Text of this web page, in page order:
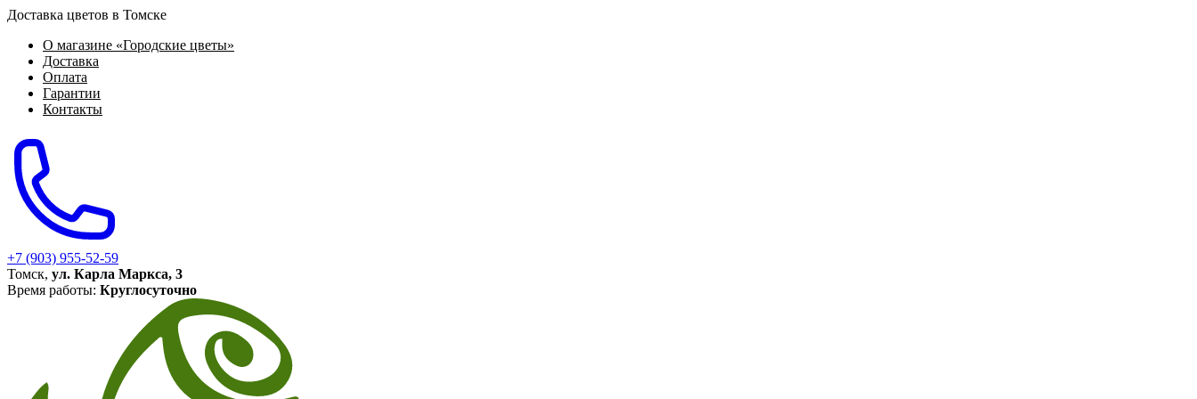
Доставка цветов в Томске
О магазине «Городские цветы»
Доставка
Оплата
Гарантии
Контакты
+7 (903) 955-52-59
Томск, ул. Карла Маркса, 3
Время работы: Круглосуточно